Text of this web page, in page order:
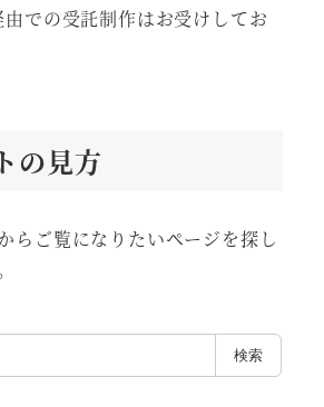
での受託制作はお受けしてお
の見方
らご覧になりたいページを探し
検索